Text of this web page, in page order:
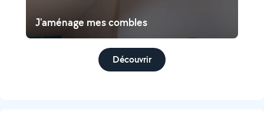
J'aménage mes combles
Découvrir